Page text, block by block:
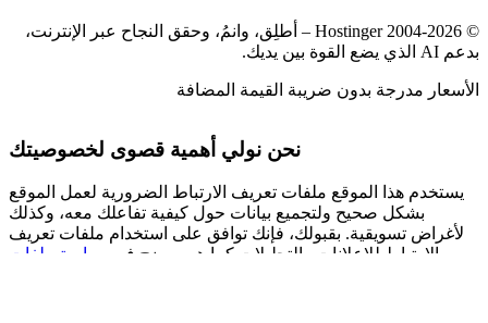
© 2004-2026 Hostinger – أطلِق، وانمُ، وحقق النجاح عبر الإنترنت،
بدعم AI الذي يضع القوة بين يديك.
الأسعار مدرجة بدون ضريبة القيمة المضافة
نحن نولي أهمية قصوى لخصوصيتك
يستخدم هذا الموقع ملفات تعريف الارتباط الضرورية لعمل الموقع
بشكل صحيح ولتجميع بيانات حول كيفية تفاعلك معه، وكذلك
لأغراض تسويقية. بقبولك، فإنك توافق على استخدام ملفات تعريف
الارتباط للإعلانات والتحليلات كما هو موضح في
سياسة ملفات